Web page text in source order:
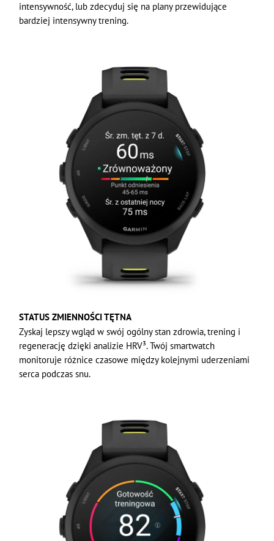
intensywność, lub zdecyduj się na plany przewidujące
bardziej intensywny trening.
STATUS ZMIENNOŚCI TĘTNA
Zyskaj lepszy wgląd w swój ogólny stan zdrowia, trening i
regenerację dzięki analizie HRV³. Twój smartwatch
monitoruje różnice czasowe między kolejnymi uderzeniami
serca podczas snu.